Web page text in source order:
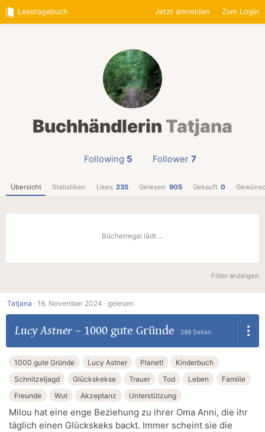
Lesetagebuch Jetzt anmelden Zum Login
Buchhändlerin Tatjana
Following 5 Follower 7
Übersicht Statistiken Likes 235 Gelesen 905 Gekauft 0
Bücherregal lädt …
Filter anzeigen
Tatjana · 16. November 2024 · gelesen
Lucy Astner– 1000 gute Gründe 288 Seiten
1000 gute Gründe Lucy Astner Planet!
Kinderbuch
Schnitzeljagd
Glückskekse Trauer Tod Leben
Familie
Freunde
Wut Akzeptanz Unterstützung
Milou hat eine enge Beziehung zu ihrer Oma Anni, die ihr
täglich einen Glückskeks backt. Immer scheint sie die